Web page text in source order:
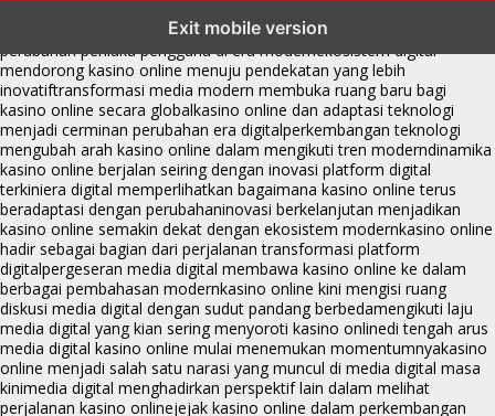
Exit mobile version
perkembangan kasino online mencerminkan
perubahan perilaku pengguna di era modernekosistem digital
mendorong kasino online menuju pendekatan yang lebih
inovatiftransformasi media modern membuka ruang baru bagi
kasino online secara globalkasino online dan adaptasi teknologi
menjadi cerminan perubahan era digitalperkembangan teknologi
mengubah arah kasino online dalam mengikuti tren moderndinamika
kasino online berjalan seiring dengan inovasi platform digital
terkiniera digital memperlihatkan bagaimana kasino online terus
beradaptasi dengan perubahaninovasi berkelanjutan menjadikan
kasino online semakin dekat dengan ekosistem modernkasino online
hadir sebagai bagian dari perjalanan transformasi platform
digitalpergeseran media digital membawa kasino online ke dalam
berbagai pembahasan modernkasino online kini mengisi ruang
diskusi media digital dengan sudut pandang berbedamengikuti laju
media digital yang kian sering menyoroti kasino onlinedi tengah arus
media digital kasino online mulai menemukan momentumnyakasino
online menjadi salah satu narasi yang muncul di media digital masa
kinimedia digital menghadirkan perspektif lain dalam melihat
perjalanan kasino onlinejejak kasino online dalam perkembangan